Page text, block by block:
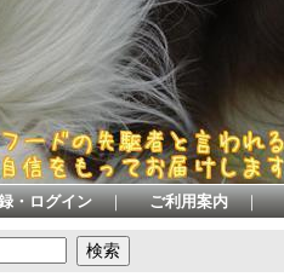
・ログイン ｜ ご利用案内 ｜